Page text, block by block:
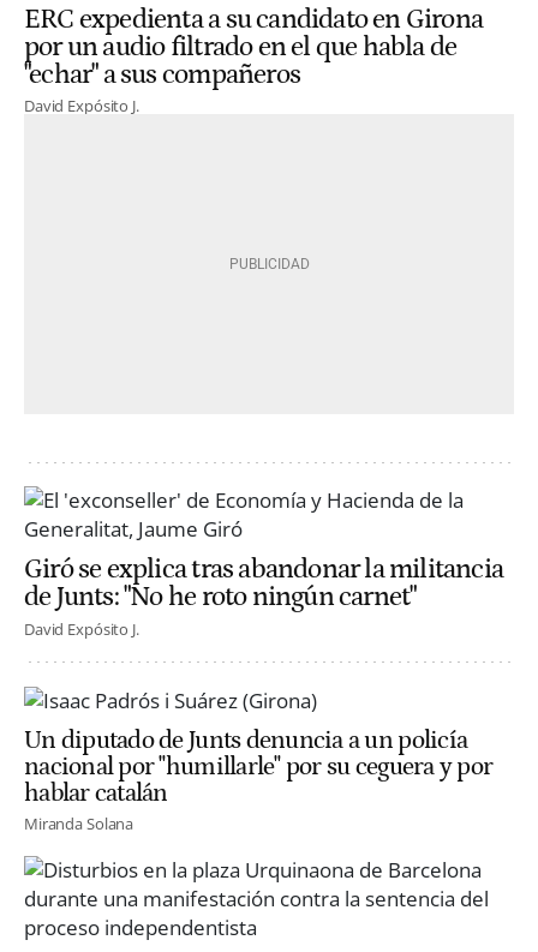
ERC expedienta a su candidato en Girona
por un audio filtrado en el que habla de
"echar" a sus compañeros
David Expósito J.
Giró se explica tras abandonar la militancia
de Junts: "No he roto ningún carnet"
David Expósito J.
Un diputado de Junts denuncia a un policía
nacional por "humillarle" por su ceguera y por
hablar catalán
Miranda Solana